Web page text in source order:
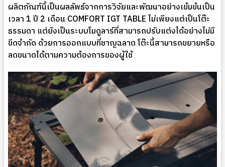
ผลิตภัณฑ์นี้เป็นผลลัพธ์จากการวิจัยและพัฒนาอย่างเข้มข้นเป็น
เวลา 1 ปี 2 เดือน COMFORT IGT TABLE ไม่เพียงแต่เป็นโต๊ะ
ธรรมดา แต่ยังเป็นระบบโมดูลาร์ที่สามารถปรับแต่งได้อย่างไม่มี
ขีดจำกัด ด้วยการออกแบบที่ชาญฉลาด โต๊ะนี้สามารถขยายหรือ
ลดขนาดได้ตามความต้องการของผู้ใช้